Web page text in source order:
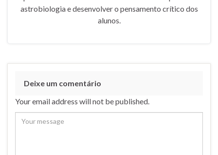
astrobiologia e desenvolver o pensamento crítico dos
alunos.
Deixe um comentário
Your email address will not be published.